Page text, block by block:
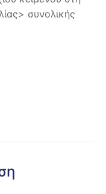
συνολικής